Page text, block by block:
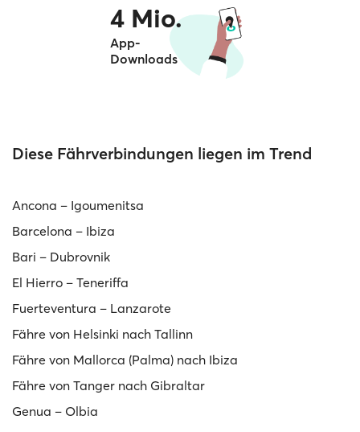
4 Mio.
App-
Downloads
Diese Fährverbindungen liegen im Trend
Ancona – Igoumenitsa
Barcelona – Ibiza
Bari – Dubrovnik
El Hierro – Teneriffa
Fuerteventura – Lanzarote
Fähre von Helsinki nach Tallinn
Fähre von Mallorca (Palma) nach Ibiza
Fähre von Tanger nach Gibraltar
Genua – Olbia